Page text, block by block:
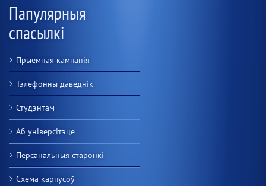
Папулярныя
спасылкі
Прыёмная кампанія
Тэлефонны даведнік
Студэнтам
Аб універсітэце
Персанальныя старонкі
Схема карпусоў